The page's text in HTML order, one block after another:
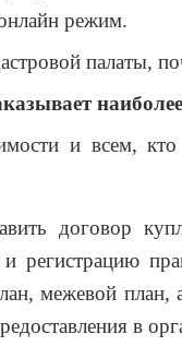
режим.
палаты,
и всем,
договор
межевой
в